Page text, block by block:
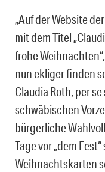
„Auf der Website
mit dem Titel
frohe
nun ekliger finden
Claudia Roth, per
schwäbischen
bürgerliche
Tage vor „dem
Weihnachtskarten